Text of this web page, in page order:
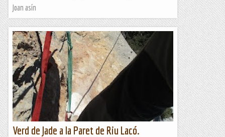
Joan asín
Verd de Jade a la Paret de Riu Lacó.